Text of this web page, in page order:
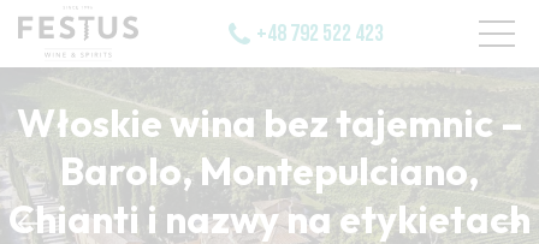
+48 792 522 423
Włoskie wina bez tajemnic –
Barolo, Montepulciano,
Chianti i nazwy na etykietach